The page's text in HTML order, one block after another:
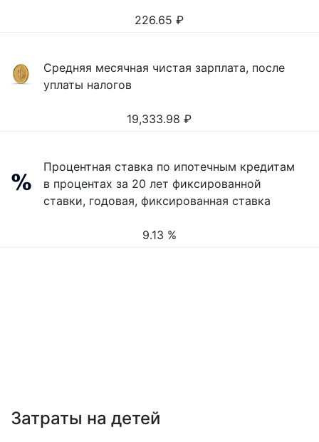
226.65 ₽
Средняя месячная чистая зарплата, после
уплаты налогов
19,333.98 ₽
Процентная ставка по ипотечным кредитам
в процентах за 20 лет фиксированной
ставки, годовая, фиксированная ставка
9.13 %
Затраты на детей